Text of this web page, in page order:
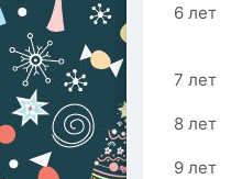
6 лет
7 лет
8 лет
9 лет